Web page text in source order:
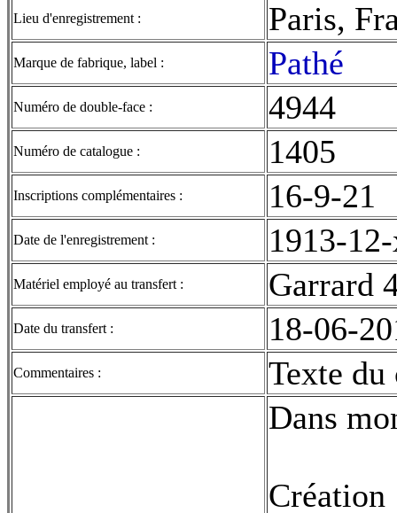
Lieu d'enregistrement : Paris,
Marque de fabrique, label : Pathé
Numéro de double-face : 4944
Numéro de catalogue : 1405
Inscriptions complémentaires : 16-9-21
Date de l'enregistrement : 1913-
Matériel employé au transfert : Garrard
Date du transfert : 18-06-
Commentaires : Texte
Dans
Création